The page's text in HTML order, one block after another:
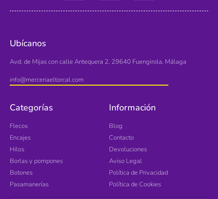
Ubícanos
Avd. de Mijas con calle Antequera 2. 29640 Fuengirola, Málaga
info@merceriaeltorcal.com
Categorías
Flecos
Encajes
Hilos
Borlas y pompones
Botones
Pasamanerías
Información
Blog
Contacto
Devoluciones
Aviso Legal
Política de Privacidad
Política de Cookies